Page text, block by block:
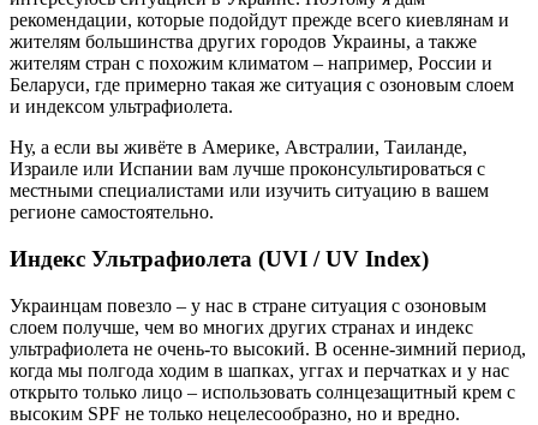
рекомендации, которые подойдут прежде всего киевлянам и
жителям большинства других городов Украины, а также
жителям стран с похожим климатом – например, России и
Беларуси, где примерно такая же ситуация с озоновым слоем
и индексом ультрафиолета.
Ну, а если вы живёте в Америке, Австралии, Таиланде,
Израиле или Испании вам лучше проконсультироваться с
местными специалистами или изучить ситуацию в вашем
регионе самостоятельно.
Индекс Ультрафиолета (UVI / UV Index)
Украинцам повезло – у нас в стране ситуация с озоновым
слоем получше, чем во многих других странах и индекс
ультрафиолета не очень-то высокий. В осенне-зимний период,
когда мы полгода ходим в шапках, уггах и перчатках и у нас
открыто только лицо – использовать солнцезащитный крем с
высоким SPF не только нецелесообразно, но и вредно.